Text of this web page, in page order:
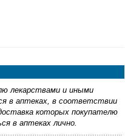
лекарствами и иными
в аптеках, в соответствии
которых покупателю
в аптеках лично.